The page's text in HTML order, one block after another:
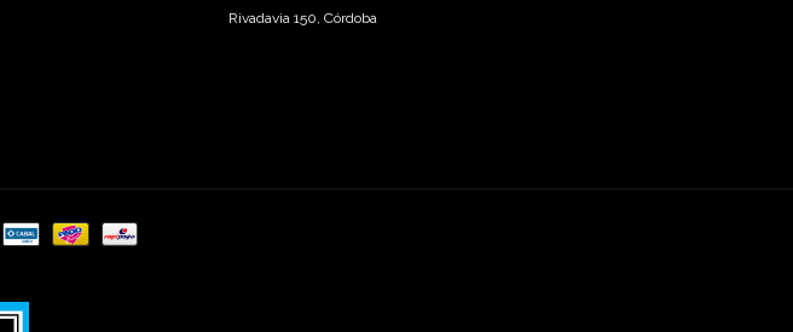
Rivadavia 150, Córdoba